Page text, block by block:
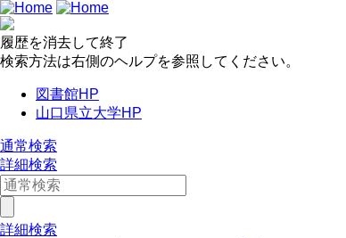
履歴を消去して終了
検索方法は右側のヘルプを参照してください。
図書館HP
山口県立大学HP
通常検索
詳細検索
詳細検索